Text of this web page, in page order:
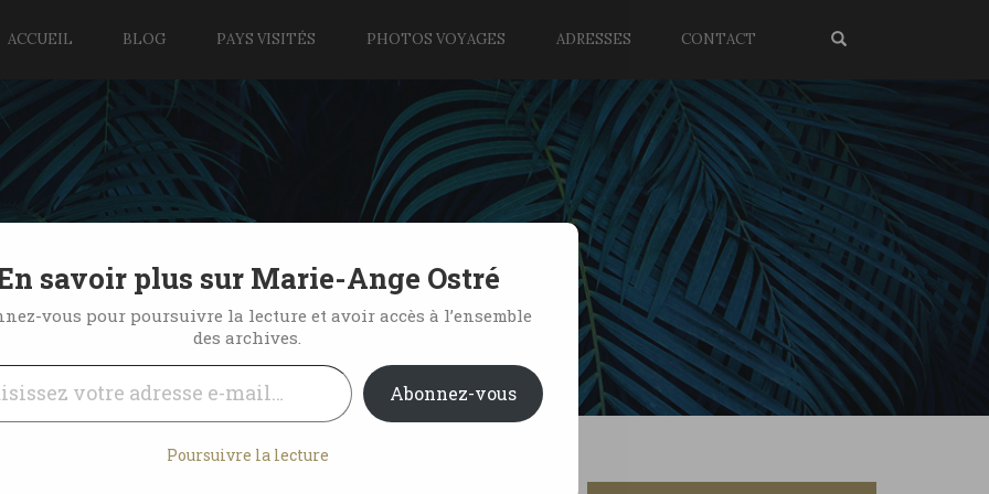
ACCUEIL BLOG PAYS VISITÉS PHOTOS VOYAGES ADRESSES CONTACT
Island, Bahamas
10 Comments
savoir plus sur Marie-Ange Ostré
vous pour poursuivre la lecture et avoir accès à l’ensemble
des archives.
Abonnez-vous
Poursuivre la lecture